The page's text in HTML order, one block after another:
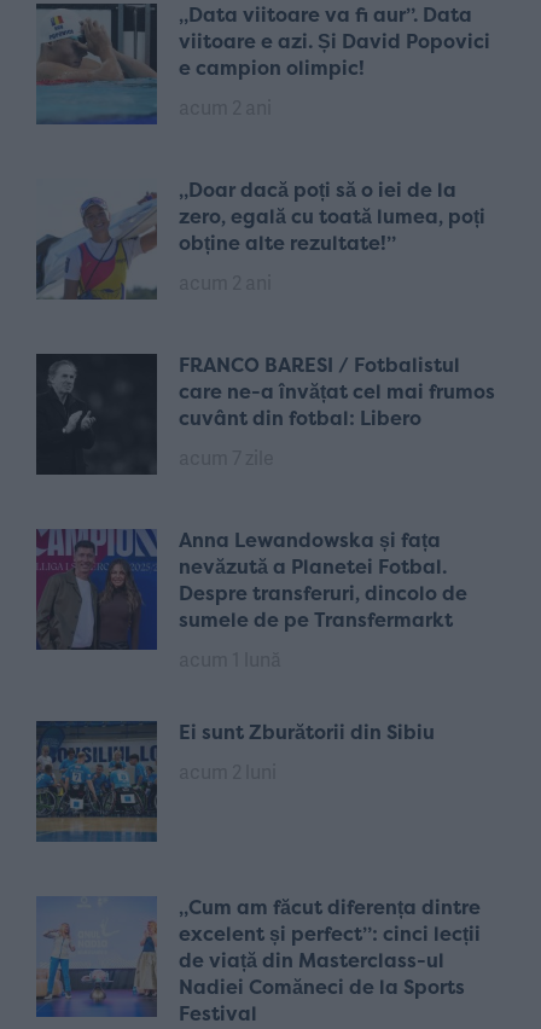
„Data viitoare va fi aur”. Data
viitoare e azi. Și David Popovici
e campion olimpic!
„Doar dacă poți să o iei de la
zero, egală cu toată lumea, poți
obține alte rezultate!”
FRANCO BARESI / Fotbalistul
care ne-a învățat cel mai frumos
cuvânt din fotbal: Libero
Anna Lewandowska și fața
nevăzută a Planetei Fotbal.
Despre transferuri, dincolo de
sumele de pe Transfermarkt
Ei sunt Zburătorii din Sibiu
„Cum am făcut diferența dintre
excelent și perfect”: cinci lecții
de viață din Masterclass-ul
Nadiei Comăneci de la Sports
Festival